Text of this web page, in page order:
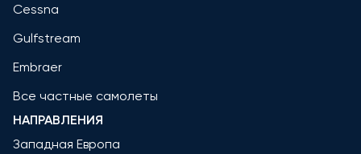
Cessna
Gulfstream
Embraer
Все частные самолеты
НАПРАВЛЕНИЯ
Западная Европа